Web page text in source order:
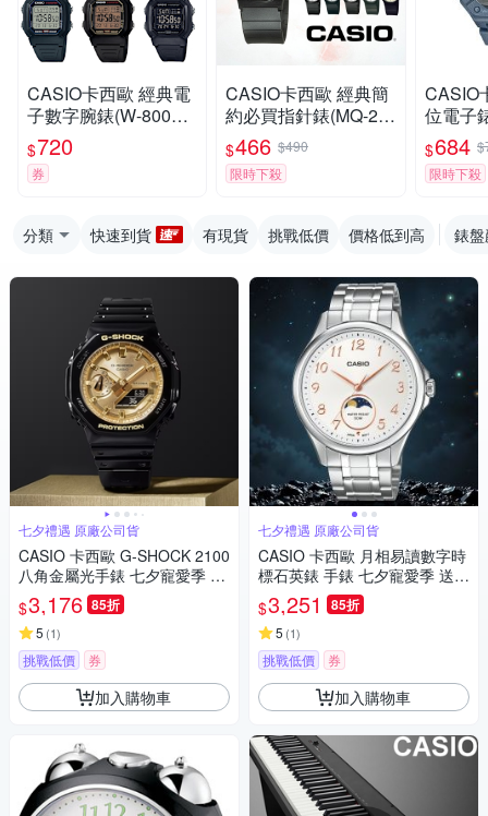
CASIO卡西歐 經典電
子數字腕錶(W-800H)
/ 考試錶
$720
券
CASIO卡西歐 經典簡
約必買指針錶(MQ-24)
/ 考試錶
$466 $490
限時下殺
CASIO
位電子
A)
$684
限時下殺
分類 快速到貨 有現貨 挑戰低價 價格低到高 錶
七夕禮遇 原廠公司貨
CASIO 卡西歐 G-SHOCK 2100
八角金屬光手錶 七夕寵愛季 送
禮推薦 GA-2100GB-1A
$3,176 85折
5 (1)
挑戰低價 券
加入購物車
七夕禮遇 原廠公司貨
CASIO 卡西歐 月相易讀數字時
標石英錶 手錶 七夕寵愛季 送禮
推薦 MTP-M110D-7A
$3,251 85折
5 (1)
挑戰低價 券
加入購物車